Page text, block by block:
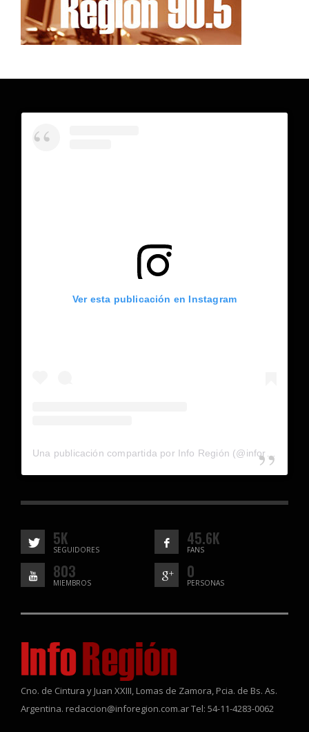
Ver esta publicación en Instagram
5K
SEGUIDORES
45.6K
FANS
803
MIEMBROS
0
PERSONAS
Cno. de Cintura y Juan XXIII, Lomas de Zamora, Pcia. de Bs. As.
Argentina. redaccion@inforegion.com.ar Tel: 54-11-4283-0062